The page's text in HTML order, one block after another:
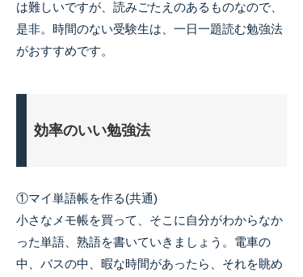
は難しいですが、読みごたえのあるものなので、
是非。時間のない受験生は、一日一題読む勉強法
がおすすめです。
効率のいい勉強法
①マイ単語帳を作る(共通)
小さなメモ帳を買って、そこに自分がわからなか
った単語、熟語を書いていきましょう。電車の
中、バスの中、暇な時間があったら、それを眺め